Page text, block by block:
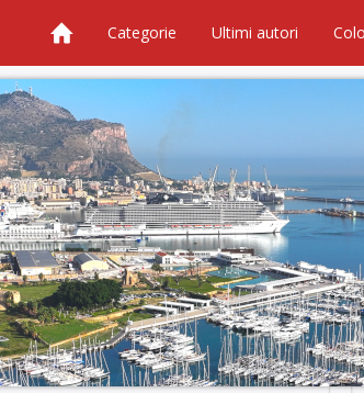
Categorie Ultimi autori